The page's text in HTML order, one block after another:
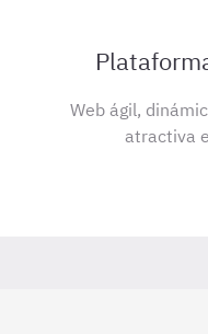
Web ágil,
atractiva